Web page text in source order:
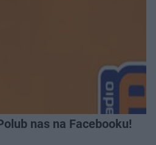
nas na Facebooku!